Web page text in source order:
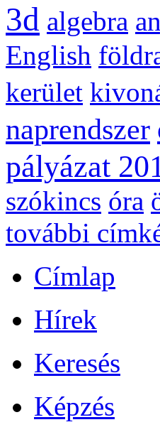
3d algebra
English
kerület
naprendszer
pályázat
szókincs óra
további
Címlap
Hírek
Keresés
Képzés